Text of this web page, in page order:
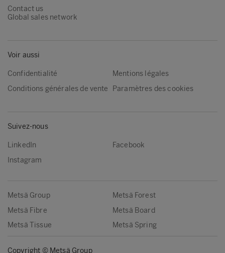
Contact us
Global sales network
Voir aussi
Confidentialité
Mentions légales
Conditions générales de vente
Paramètres des cookies
Suivez-nous
LinkedIn
Facebook
Instagram
Metsä Group
Metsä Forest
Metsä Fibre
Metsä Board
Metsä Tissue
Metsä Spring
Copyright © Metsä Group